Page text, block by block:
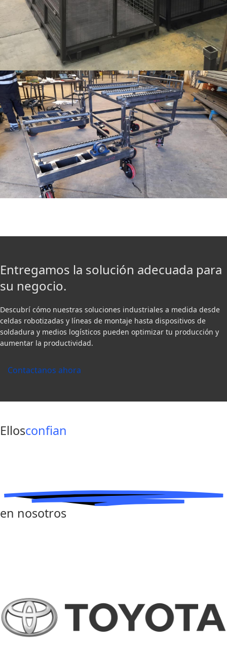
Entregamos la solución adecuada para
su negocio.
Descubrí cómo nuestras soluciones industriales a medida desde
celdas robotizadas y líneas de montaje hasta dispositivos de
soldadura y medios logísticos pueden optimizar tu producción y
aumentar la productividad.
Contactanos ahora
Ellosconfian
en nosotros